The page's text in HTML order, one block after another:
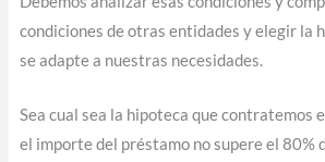
condiciones de otras entidades y elegir la
se adapte a nuestras necesidades.
Sea cual sea la hipoteca que contratemos
el importe del préstamo no supere el 80%